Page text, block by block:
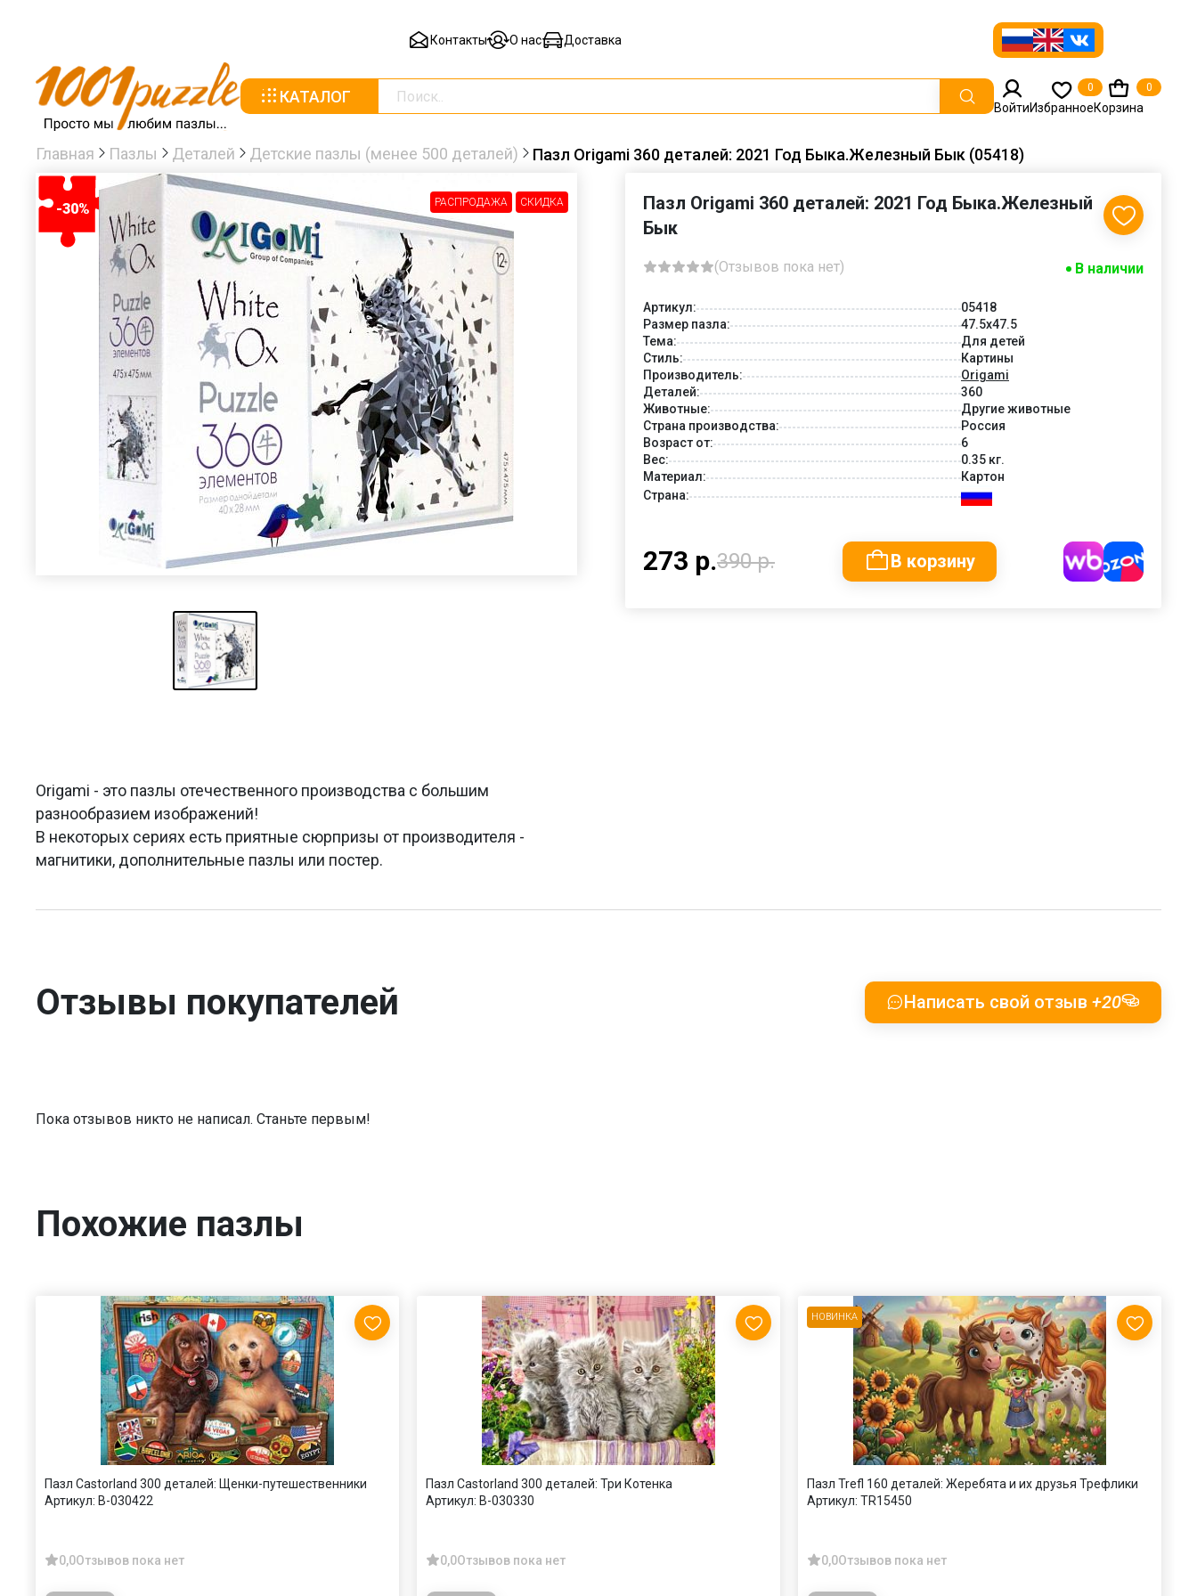
Контакты О нас Доставка
КАТАЛОГ
ВойтиИзбранное
0
Корзина
0
Главная Пазлы Деталей Детские пазлы (менее 500 деталей) Пазл Origami 360 деталей: 2021 Год Быка.Железный Бык (05418)
РАСПРОДАЖА СКИДКА
-30%
Origami - это пазлы отечественного производства с большим
разнообразием изображений!
В некоторых сериях есть приятные сюрпризы от производителя -
магнитики, дополнительные пазлы или постер.
Пазл Origami 360 деталей: 2021 Год Быка.Железный
Бык
(Отзывов пока нет) В наличии
Артикул:
05418
Размер пазла:
47.5x47.5
Тема:
Для детей
Стиль:
Картины
Производитель:
Origami
Деталей:
360
Животные:
Другие животные
Страна производства:
Россия
Возраст от:
6
Вес:
0.35 кг.
Материал:
Картон
Страна:
273 р.390 р. В корзину
Отзывы покупателей Написать свой отзыв +20
Пока отзывов никто не написал. Станьте первым!
Похожие пазлы
Пазл Castorland 300 деталей: Щенки-путешественники
Артикул: В-030422
0,0Отзывов пока нет
Пазл Castorland 300 деталей: Три Котенка
Артикул: В-030330
0,0Отзывов пока нет
НОВИНКА
Пазл Trefl 160 деталей: Жеребята и их друзья Трефлики
Артикул: TR15450
0,0Отзывов пока нет